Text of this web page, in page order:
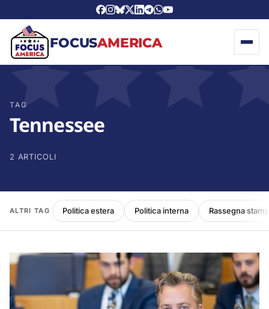
FOCUSAMERICA
TAG
Tennessee
2 ARTICOLI
ALTRI TAG Politica estera Politica interna Rassegna